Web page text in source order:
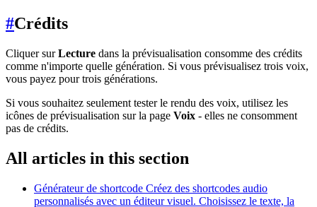
#Crédits
Cliquer surLecture dans la prévisualisation consomme des crédits
comme n'importe quelle génération. Si vous prévisualisez trois voix,
vous payez pour trois générations.
Si vous souhaitez seulement tester le rendu des voix, utilisez les
icônes de prévisualisation sur la page Voix - elles ne consomment
pas de crédits.
All articles in this section
Générateur de shortcode Créez des shortcodes audio
personnalisés avec un éditeur visuel. Choisissez le texte, la